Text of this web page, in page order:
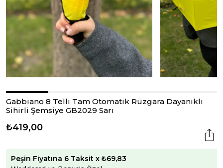
Gabbiano 8 Telli Tam Otomatik Rüzgara Dayanıklı
Sihirli Şemsiye GB2029 Sarı
₺419,00
Peşin Fiyatına 6 Taksit x ₺69,83